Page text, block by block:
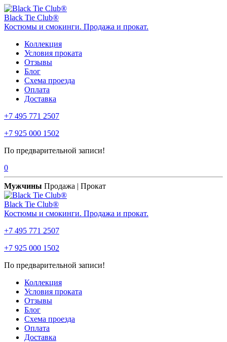
Black Tie Club®
Костюмы и смокинги. Продажа и прокат.
Коллекция
Условия проката
Отзывы
Блог
Схема проезда
Оплата
Доставка
+7 495 771 2507
+7 925 000 1502
По предварительной записи!
0
Мужчины Продажа | Прокат
Black Tie Club®
Костюмы и смокинги. Продажа и прокат.
+7 495 771 2507
+7 925 000 1502
По предварительной записи!
Коллекция
Условия проката
Отзывы
Блог
Схема проезда
Оплата
Доставка